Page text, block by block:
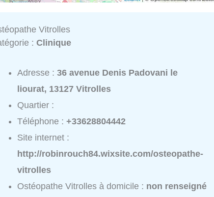
Vitrolles
:Clinique
Adresse :36 avenue Denis Padovani le
liourat, 13127 Vitrolles
Quartier :
Téléphone :+33628804442
Site internet :
http://robinrouch84.wixsite.com/osteopathe-
vitrolles
Ostéopathe Vitrolles à domicile : non renseigné